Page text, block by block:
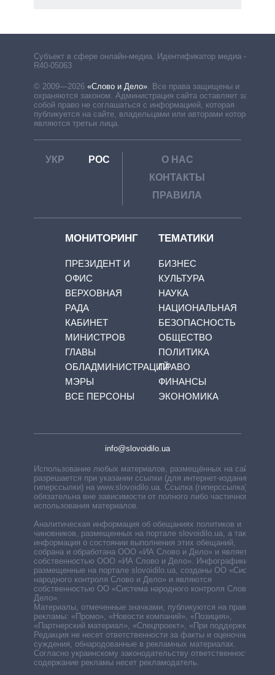
Субъект в сфере онлайн-медиа. Идентификатор медиа –
R40-05063
© 2009—2026 «Слово и Дело». Все права защищены и
охраняются законом. Администрация сайта оставляет за
собой право не соглашаться с информацией, которая
публикуется на сайте, владельцами или авторами которой
являются третьи лица.
УКР РОС
О НАС
КОНТАКТЫ
ПРАВИЛА
МОНИТОРИНГ
ПРЕЗИДЕНТ И
ОФИС
ВЕРХОВНАЯ
РАДА
КАБИНЕТ
МИНИСТРОВ
ГЛАВЫ
ОБЛАДМИНИСТРАЦИЙ
МЭРЫ
ВСЕ ПЕРСОНЫ
ТЕМАТИКИ
БИЗНЕС
КУЛЬТУРА
НАУКА
НАЦИОНАЛЬНАЯ
БЕЗОПАСНОСТЬ
ОБЩЕСТВО
ПОЛИТИКА
ПРАВО
ФИНАНСЫ
ЭКОНОМИКА
info@slovoidilo.ua
Использование любых материалов, размещённых на сайте,
разрешается при указании ссылки (для интернет-изданий —
гиперссылки) на www.slovoidilo.ua. Ссылка (гиперссылка)
обязательна вне зависимости от полного либо частичного
использования материалов.
Аналитическая информация об обещаниях политиков и
чиновников, размещенных на портале slovoidilo.ua, а также
информация о состоянии выполнения этих обещаний,
собрана и обработана ООО «ИА Слово и Дело» и является
собственностью ООО «ИА Слово и Дело». Инфографики,
размещенные на портале slovoidilo.ua, созданы ОО «Система
народного контроля Слово и Дело» и являются
собственностью ОО «Система народного контроля Слово и
Дело».
Материалы, отмеченные значками, публикуются на правах
рекламы: «Промо», «Новости компаний», «Позиция»,
«Партнерский материал», «Спецпроект», «При поддержке».
Редакция не несет ответственности за факты и оценочные
суждения, обнародованные в рекламных материалах.
Согласно украинскому законодательству ответственность за
содержание рекламы несет рекламодатель.